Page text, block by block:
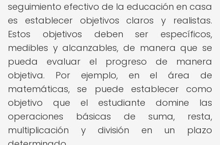
seguimiento efectivo de la educación en casa
es establecer objetivos claros y realistas.
Estos objetivos deben ser específicos,
medibles y alcanzables, de manera que se
pueda evaluar el progreso de manera
objetiva. Por ejemplo, en el área de
matemáticas, se puede establecer como
objetivo que el estudiante domine las
operaciones básicas de suma, resta,
multiplicación y división en un plazo